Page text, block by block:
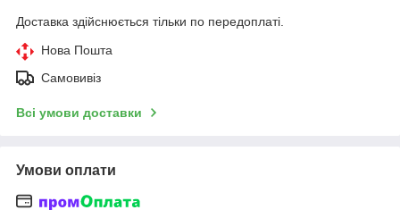
Доставка здійснюється тільки по передоплаті.
Нова Пошта
Самовивіз
Всі умови доставки
Умови оплати